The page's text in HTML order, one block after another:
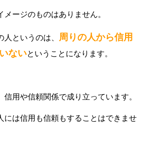
メージのものはありません。
というのは、
周りの人から信用
ないということになります。
信用や信頼関係で成り立っています。
には信用も信頼もすることはできませ